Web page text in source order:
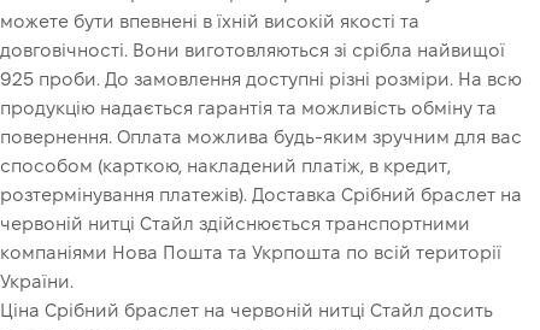
можете бути впевнені в їхній високій якості та
довговічності. Вони виготовляються зі срібла найвищої
925 проби. До замовлення доступні різні розміри. На всю
продукцію надається гарантія та можливість обміну та
повернення. Оплата можлива будь-яким зручним для вас
способом (карткою, накладений платіж, в кредит,
розтермінування платежів). Доставка Срібний браслет на
червоній нитці Стайл здійснюється транспортними
компаніями Нова Пошта та Укрпошта по всій території
України.
Ціна Срібний браслет на червоній нитці Стайл досить